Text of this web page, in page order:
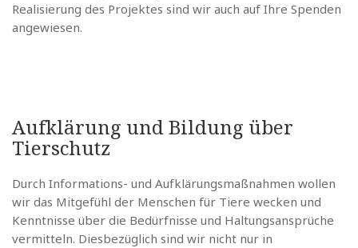
Realisierung des Projektes sind wir auch auf Ihre Spenden
angewiesen.
Aufklärung und Bildung über
Tierschutz
Durch Informations- und Aufklärungsmaßnahmen wollen
wir das Mitgefühl der Menschen für Tiere wecken und
Kenntnisse über die Bedürfnisse und Haltungsansprüche
vermitteln. Diesbezüglich sind wir nicht nur in